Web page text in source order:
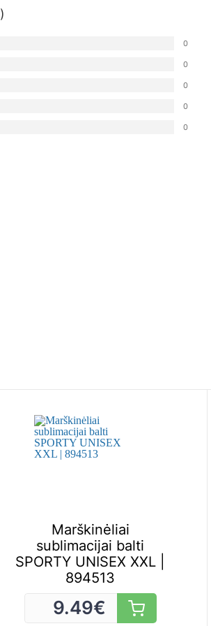
)
0
0
0
0
0
Marškinėliai
sublimacijai balti
SPORTY UNISEX XXL |
894513
9.49€